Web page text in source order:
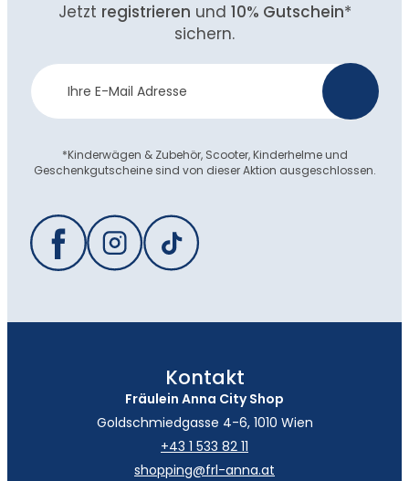
Jetzt registrieren und 10% Gutschein*
sichern.
Newsletter
Anmeldung
*Kinderwägen & Zubehör, Scooter, Kinderhelme und
Geschenkgutscheine sind von dieser Aktion ausgeschlossen.
Kontakt
Fräulein Anna City Shop
Goldschmiedgasse 4-6, 1010 Wien
+43 1 533 82 11
shopping@frl-anna.at